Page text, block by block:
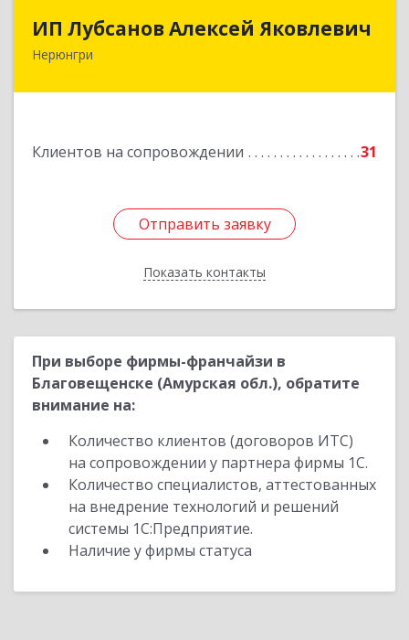
ИП Лубсанов Алексей Яковлевич
Нерюнгри
Клиентов на сопровождении 31
Отправить заявку
Показать контакты
ИП Лубсанов Алексей Яковлевич
675002, Амурская область, г. Благовещенск, ул.
Отправить заявку
Назад
При выборе фирмы-франчайзи в
Благовещенске (Амурская обл.), обратите
внимание на:
Количество клиентов (договоров ИТС)
на сопровождении у партнера фирмы 1С.
Количество специалистов, аттестованных
на внедрение технологий и решений
системы 1С:Предприятие.
Наличие у фирмы статуса